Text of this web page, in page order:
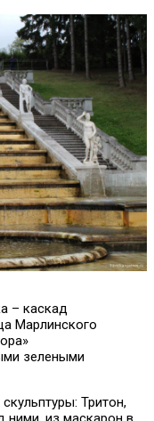
– каскад
Марлинского
зелеными
Тритон,